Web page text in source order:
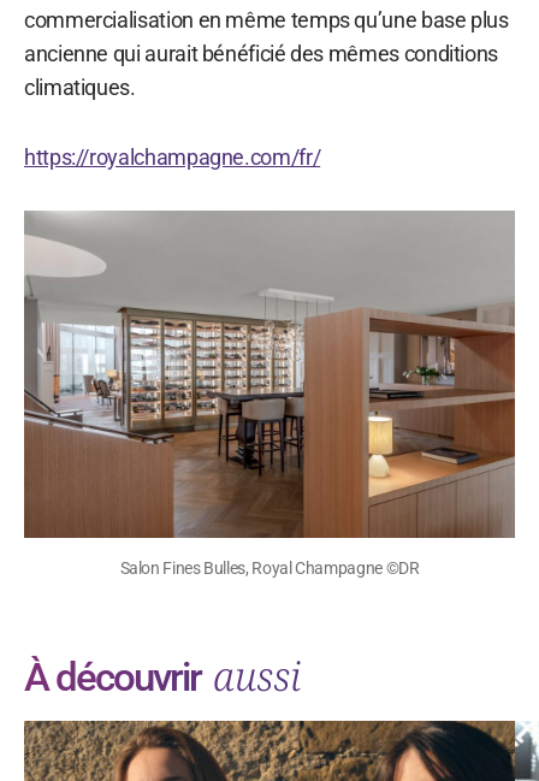
commercialisation en même temps qu’une base plus
ancienne qui aurait bénéficié des mêmes conditions
climatiques.
https://royalchampagne.com/fr/
Salon Fines Bulles, Royal Champagne ©DR
À découvrir aussi